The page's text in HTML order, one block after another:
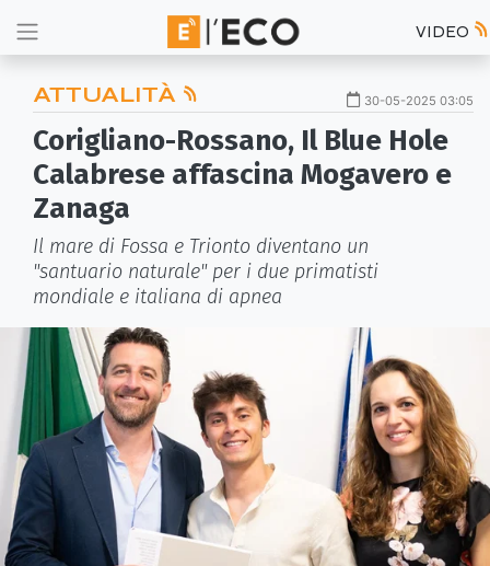
VIDEO
ATTUALITÀ 30-05-2025 03:05
Corigliano-Rossano, Il Blue Hole
Calabrese affascina Mogavero e
Zanaga
Il mare di Fossa e Trionto diventano un
"santuario naturale" per i due primatisti
mondiale e italiana di apnea